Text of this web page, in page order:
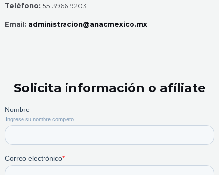
Teléfono: 55 3966 9203
Email: administracion@anacmexico.mx
Solicita información o afíliate